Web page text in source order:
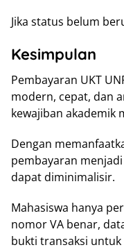
Jika status belum
Kesimpulan
Pembayaran UKT
modern, cepat, dan
kewajiban akademik
Dengan
pembayaran
dapat diminimalisir.
Mahasiswa hanya
nomor VA benar,
bukti transaksi